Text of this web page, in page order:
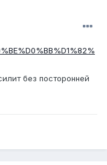
без посторонней